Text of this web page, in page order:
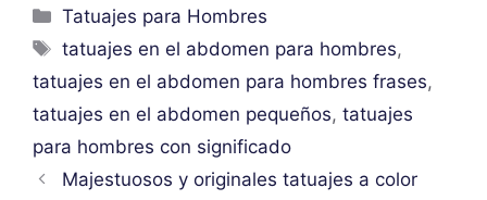
Categorías
Tatuajes para Hombres
Etiquetas
tatuajes en el abdomen para hombres,
tatuajes en el abdomen para hombres frases,
tatuajes en el abdomen pequeños, tatuajes
para hombres con significado
Majestuosos y originales tatuajes a color